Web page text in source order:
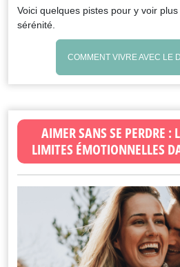
Voici quelques pistes pour y voir
sérénité.
COMMENT VIVRE AVEC LE
AIMER SANS SE PERDRE :
LIMITES ÉMOTIONNELLES